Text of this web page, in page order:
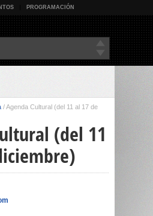
PROGRAMACIÓN
/Agenda Cultural (del 11 al 17 de
(del 11